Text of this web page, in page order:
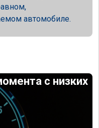
автомобиле.
с низких